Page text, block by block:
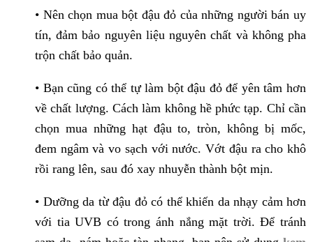
• Nên chọn mua bột đậu đỏ của những người bán uy
tín, đảm bảo nguyên liệu nguyên chất và không pha
trộn chất bảo quản.
• Bạn cũng có thể tự làm bột đậu đỏ để yên tâm hơn
về chất lượng. Cách làm không hề phức tạp. Chỉ cần
chọn mua những hạt đậu to, tròn, không bị mốc,
đem ngâm và vo sạch với nước. Vớt đậu ra cho khô
rồi rang lên, sau đó xay nhuyễn thành bột mịn.
• Dưỡng da từ đậu đỏ có thể khiến da nhạy cảm hơn
với tia UVB có trong ánh nắng mặt trời. Để tránh